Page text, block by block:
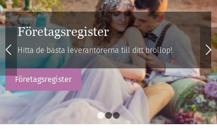
Hitta din drömklänning
i vårt stora klänningsgalleri med märken och butiker
du hittar i Sverige!
Se alla klänningar
1 2 3